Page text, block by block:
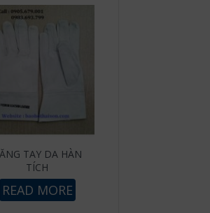
TAY DA HÀN
TÍCH
READ MORE